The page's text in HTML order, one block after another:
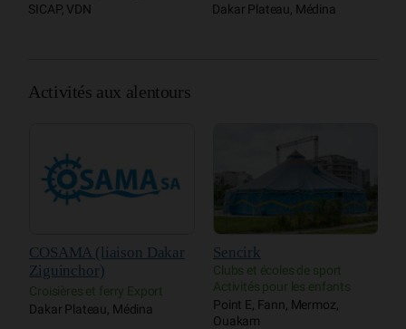
SICAP, VDN
Dakar Plateau, Médina
Activités aux alentours
COSAMA (liaison Dakar
Ziguinchor)
Croisières et ferry Export
Dakar Plateau, Médina
Sencirk
Clubs et écoles de sport
Activités pour les enfants
Point E, Fann, Mermoz,
Ouakam